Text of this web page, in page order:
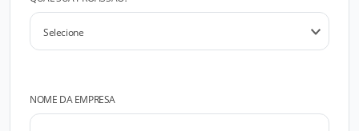
NOME DA EMPRESA